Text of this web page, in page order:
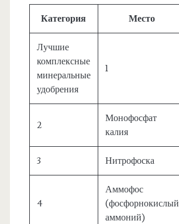
Категория Место
Лучшие
комплексные
минеральные
удобрения
1
2
Монофосфат
калия
3 Нитрофоска
4
Аммофос
(фосфорнокислый
аммоний)